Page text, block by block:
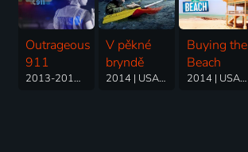
Outrageous
911
2013-2014 | USA | Reality TV
V pěkné
bryndě
2014 | USA | Reality TV
Buying the
Beach
2014 | USA | Reality TV